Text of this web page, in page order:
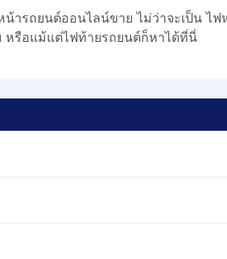
รถยนต์ออนไลน์ขาย ไม่ว่าจะเป็น ไฟ
หรือแม้แต่ไฟท้ายรถยนต์ก็หาได้ที่นี่